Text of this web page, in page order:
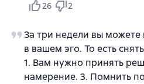
26 2
За три недели вы
в вашем эго. То есть
1. Вам нужно принять
намерение. 3. Помнить